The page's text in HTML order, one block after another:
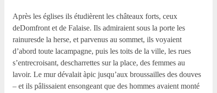
Après les églises ils étudièrent les châteaux forts, ceux
deDomfront et de Falaise. Ils admiraient sous la porte les
rainuresde la herse, et parvenus au sommet, ils voyaient
d’abord toute lacampagne, puis les toits de la ville, les rues
s’entrecroisant, descharrettes sur la place, des femmes au
lavoir. Le mur dévalait àpic jusqu’aux broussailles des douves
– et ils pâlissaient ensongeant que des hommes avaient monté